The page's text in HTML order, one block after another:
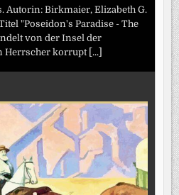
Autorin: Birkmaier, Elizabeth G.
"Poseidon's Paradise - The
von der Insel der
Herrscher korrupt [...]